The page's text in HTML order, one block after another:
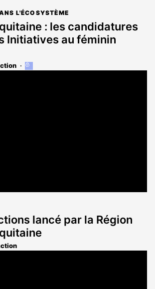
L'ÉCOSYSTÈME
: les candidatures
Initiatives au féminin
Cet
lancé par la Région